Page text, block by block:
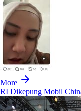
More
RI Dikepung Mobil